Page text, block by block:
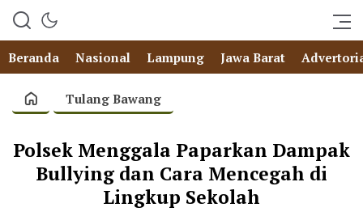
Beranda Nasional Lampung Jawa Barat
Tulang Bawang
Polsek Menggala Paparkan Dampak
Bullying dan Cara Mencegah di
Lingkup Sekolah